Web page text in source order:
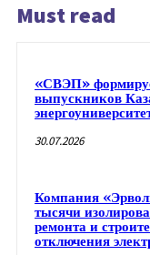
Must read
«СВЭП»
выпускников
30.07.2026
Компания
тысячи
ремонта и
отключения